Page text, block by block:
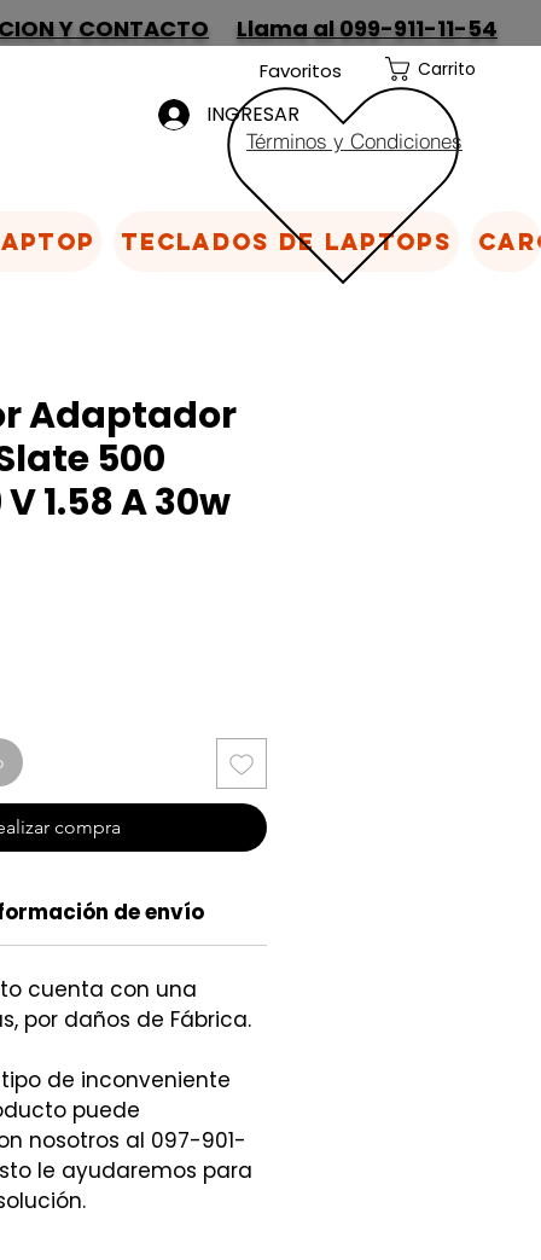
Y CONTACTO Llama al 099-911-11-54
Favoritos Carrito
Términos y Condiciones
INGRESAR
Adaptador
500
1.58 A 30w
compra
de envío
cuenta con una
por daños de Fábrica.
de inconveniente
puede
nosotros al 097-901-
le ayudaremos para
Teclados de laptops